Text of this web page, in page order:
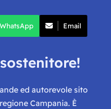
WhatsApp Email
ed autorevole sito
Campania. È